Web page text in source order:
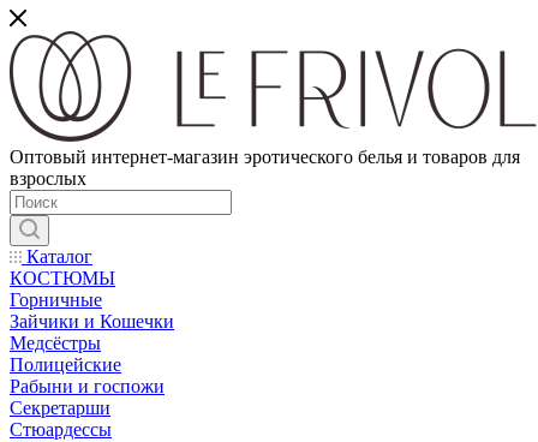
Оптовый интернет-магазин эротического белья и товаров для
взрослых
Каталог
КОСТЮМЫ
Горничные
Зайчики и Кошечки
Медсёстры
Полицейские
Рабыни и госпожи
Секретарши
Стюардессы